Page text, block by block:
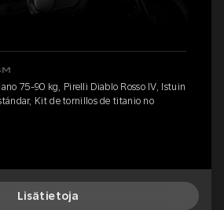
75-90 kg, Pirelli Diablo Rosso IV, Istuin
Kit de tornillos de titanio no
Lisätietoja